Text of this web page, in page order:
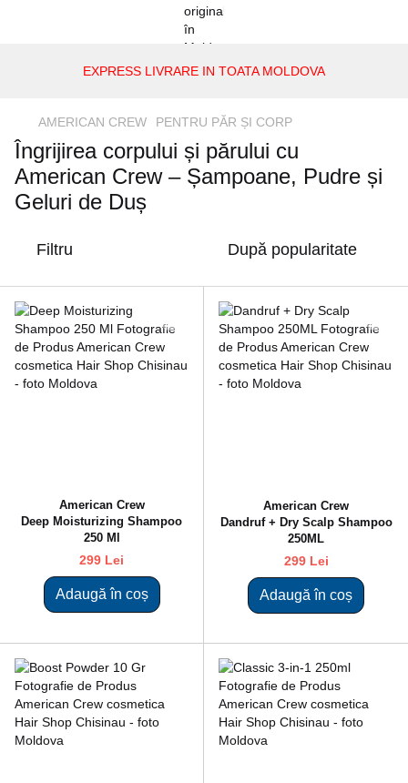
EXPRESS LIVRARE IN TOATA MOLDOVA
AMERICAN CREW PENTRU PĂR ȘI CORP
Îngrijirea corpului și părului cu
American Crew – Șampoane, Pudre și
Geluri de Duș
Filtru După popularitate
American Crew
Deep Moisturizing Shampoo
250 Ml
299 Lei
Adaugă în coș
American Crew
Dandruf + Dry Scalp Shampoo
250ML
299 Lei
Adaugă în coș